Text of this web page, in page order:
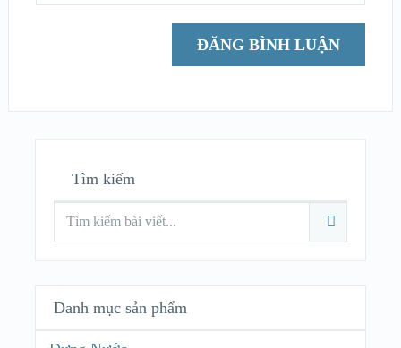
Tìm kiếm
Danh mục sản phẩm